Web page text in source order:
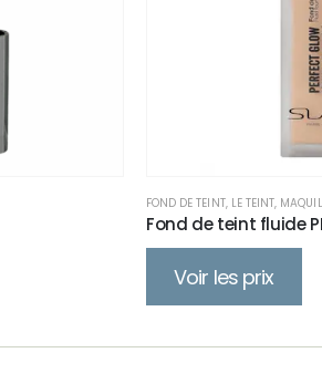
FOND DE TEINT, LE TEINT,
Fond de teint fluide
Voir les prix